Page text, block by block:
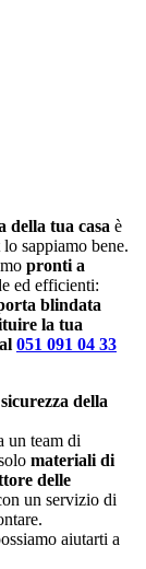
della tua casa è
sappiamo bene.
pronti a
ed efficienti:
blindata
la tua
051 091 04 33
della
un team di
materiali di
delle
un servizio di
aiutarti a